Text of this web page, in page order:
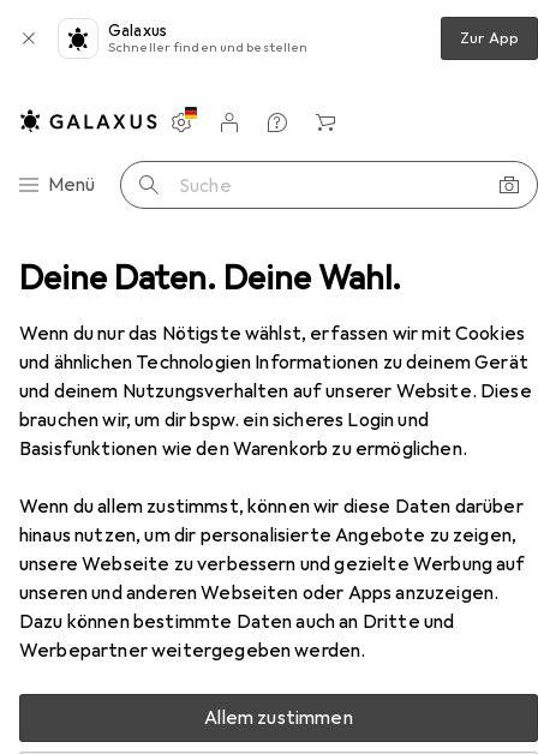
Deine Daten. Deine Wahl.
Wenn du nur das Nötigste wählst, erfassen wir mit Cookies
und ähnlichen Technologien Informationen zu deinem Gerät
und deinem Nutzungsverhalten auf unserer Website. Diese
brauchen wir, um dir bspw. ein sicheres Login und
Basisfunktionen wie den Warenkorb zu ermöglichen.
Wenn du allem zustimmst, können wir diese Daten darüber
hinaus nutzen, um dir personalisierte Angebote zu zeigen,
unsere Webseite zu verbessern und gezielte Werbung auf
unseren und anderen Webseiten oder Apps anzuzeigen.
Dazu können bestimmte Daten auch an Dritte und
Werbepartner weitergegeben werden.
Allem zustimmen
Galaxus
Schneller finden und bestellen Zur App
Navigation nach Kategorien
Menü Suche
Einstellungen
Kundenkonto
Vergleichslisten
Merklisten
Warenkorb
Regal Vicco Eckschrank für Hausrat R-Line
EUR
202,18
ViccoEckschrank für Hausrat R-Line
Zubehör für Vicco Eckschrank für
Hausrat R-Line
Hier findest du passendes Zubehör zum Produkt Vicco
Eckschrank für Hausrat R-Line aus der Kategorie
Möbelgleiter + Schutzpuffer.
Relevanz